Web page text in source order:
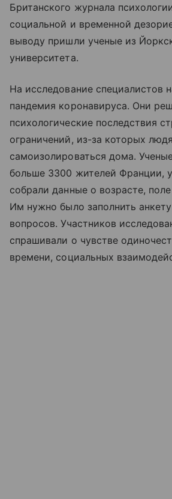
Британского журнала
социальной и временной
выводу пришли ученые из
университета.
На исследование специалистов
пандемия коронавируса. Они
психологические последствия
ограничений, из-за которых
самоизолироваться дома.
больше 3300 жителей Франции,
собрали данные о возрасте,
Им нужно было заполнить
вопросов. Участников
спрашивали о чувстве
времени, социальных